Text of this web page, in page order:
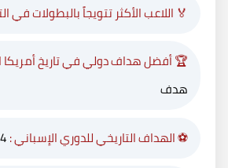
🏅 اللاعب الأكثر تتويجاً بالبطولات في
🏆 أفضل هداف دولي في تاريخ أمريكا
هدف
⚽ الهداف التاريخي للدوري الإسباني :474 هدفاً